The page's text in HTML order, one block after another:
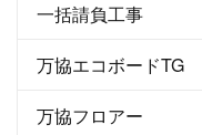
一括請負工事
万協エコボードTG
万協フロアー